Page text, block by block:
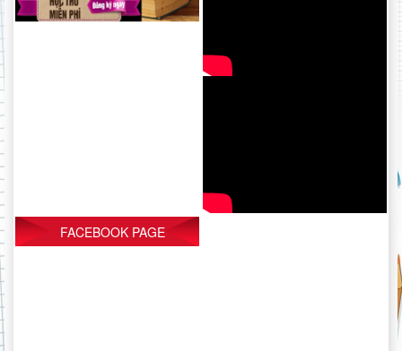
FACEBOOK PAGE